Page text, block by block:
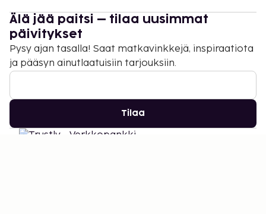
Älä jää paitsi – tilaa uusimmat
päivitykset
Pysy ajan tasalla! Saat matkavinkkejä, inspiraatiota
ja pääsyn ainutlaatuisiin tarjouksiin.
Tilaa